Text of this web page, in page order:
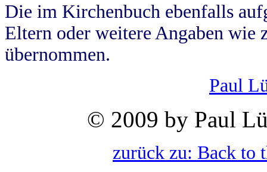
Die im Kirchenbuch ebenfalls
Eltern oder weitere Angaben wie
übernommen.
Paul
© 2009 by Paul
zurück zu: Back to